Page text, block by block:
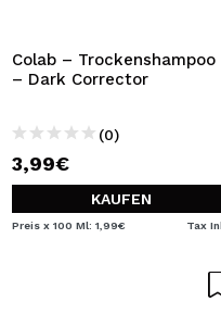
Durch die Erstellung
einsehen.
Colab – Trockenshampoo
– Dark Corrector
(0)
3,99€
KAUFEN
Preis x 100 Ml: 1,99€ Tax